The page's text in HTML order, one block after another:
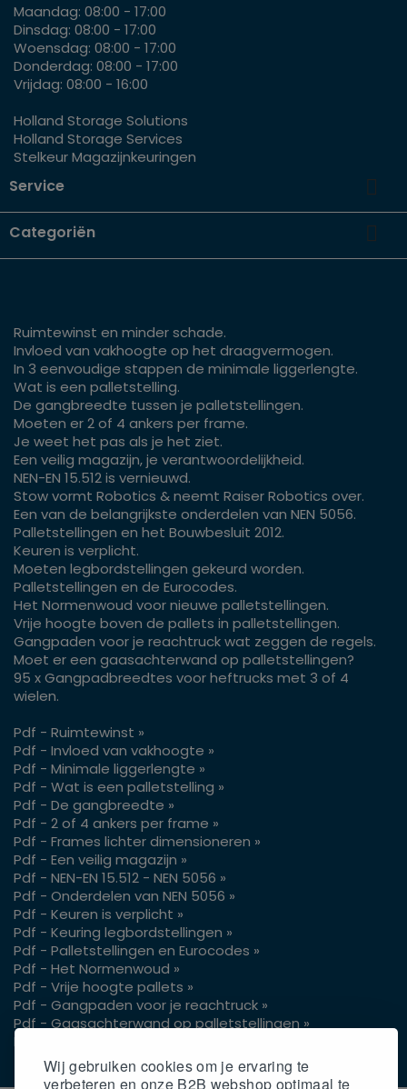
Wij gebruiken cookies om je ervaring te
verbeteren en onze B2B webshop optimaal te
Maandag: 08:00 - 17:00
Dinsdag: 08:00 - 17:00
Woensdag: 08:00 - 17:00
Donderdag: 08:00 - 17:00
Vrijdag: 08:00 - 16:00
Holland Storage Solutions
Holland Storage Services
Stelkeur Magazijnkeuringen
Service 
Categoriën 
Ruimtewinst en minder schade.
Invloed van vakhoogte op het draagvermogen.
In 3 eenvoudige stappen de minimale liggerlengte.
Wat is een palletstelling.
De gangbreedte tussen je palletstellingen.
Moeten er 2 of 4 ankers per frame.
Je weet het pas als je het ziet.
Een veilig magazijn, je verantwoordelijkheid.
NEN-EN 15.512 is vernieuwd.
Stow vormt Robotics & neemt Raiser Robotics over.
Een van de belangrijkste onderdelen van NEN 5056.
Palletstellingen en het Bouwbesluit 2012.
Keuren is verplicht.
Moeten legbordstellingen gekeurd worden.
Palletstellingen en de Eurocodes.
Het Normenwoud voor nieuwe palletstellingen.
Vrije hoogte boven de pallets in palletstellingen.
Gangpaden voor je reachtruck wat zeggen de regels.
Moet er een gaasachterwand op palletstellingen?
95 x Gangpadbreedtes voor heftrucks met 3 of 4
wielen.
Pdf - Ruimtewinst »
Pdf - Invloed van vakhoogte »
Pdf - Minimale liggerlengte »
Pdf - Wat is een palletstelling »
Pdf - De gangbreedte »
Pdf - 2 of 4 ankers per frame »
Pdf - Frames lichter dimensioneren »
Pdf - Een veilig magazijn »
Pdf - NEN-EN 15.512 - NEN 5056 »
Pdf - Onderdelen van NEN 5056 »
Pdf - Keuren is verplicht »
Pdf - Keuring legbordstellingen »
Pdf - Palletstellingen en Eurocodes »
Pdf - Het Normenwoud »
Pdf - Vrije hoogte pallets »
Pdf - Gangpaden voor je reachtruck »
Pdf - Gaasachterwand op palletstellingen »
Pdf - Gangpadbreedtes 3 of 4 wielen »